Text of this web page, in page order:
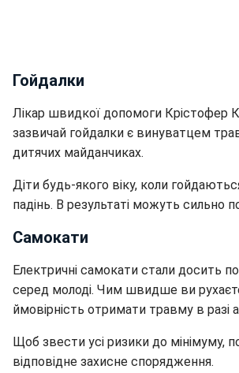
Гойдалки
Лікар швидкої допомоги Крістофер
зазвичай гойдалки є винуватцем
дитячих майданчиках.
Діти будь-якого віку, коли
падінь. В результаті можуть сильно
Самокати
Електричні самокати стали досить
серед молоді. Чим швидше ви
ймовірність отримати травму в разі
Щоб звести усі ризики до мінімуму,
відповідне захисне спорядження.